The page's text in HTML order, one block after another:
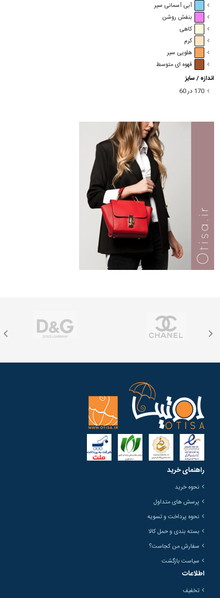
آبی آسمانی سیر
بنفش روشن
کاهی
کرم
هلویی سیر
قهوه ای متوسط
اندازه / سایز
170 در 60
راهنمای خرید
نحوه خرید
پرسش های متداول
نحوه پرداخت و تسویه
بسته بندی و حمل کالا
سفارش من کجاست؟
سیاست بازگشت
اطلاعات
تخفیف